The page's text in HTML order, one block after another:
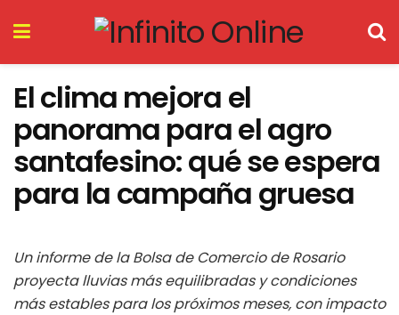
El clima mejora el
panorama para el agro
santafesino: qué se espera
para la campaña gruesa
Un informe de la Bolsa de Comercio de Rosario
proyecta lluvias más equilibradas y condiciones
más estables para los próximos meses, con impacto